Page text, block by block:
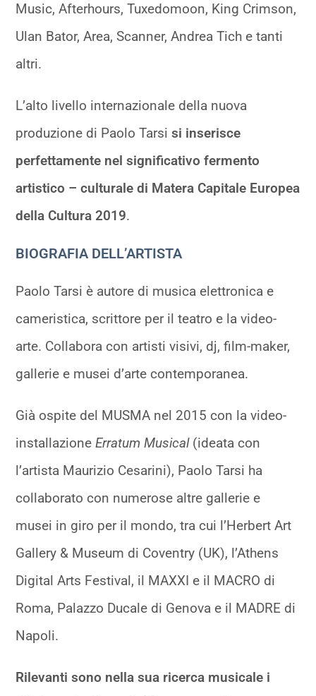
Music, Afterhours, Tuxedomoon, King Crimson,
Ulan Bator, Area, Scanner, Andrea Tich e tanti
altri.
L’alto livello internazionale della nuova
produzione di Paolo Tarsisi inserisce
perfettamente nel significativo fermento
artistico – culturale di Matera Capitale Europea
della Cultura 2019.
BIOGRAFIA DELL’ARTISTA
Paolo Tarsi è autore di musica elettronica e
cameristica, scrittore per il teatro e la video-
arte. Collabora con artisti visivi, dj, film-maker,
gallerie e musei d’arte contemporanea.
Già ospite del MUSMA nel 2015 con la video-
installazioneErratum Musical(ideata con
l’artista Maurizio Cesarini), Paolo Tarsi ha
collaborato con numerose altre gallerie e
musei in giro per il mondo, tra cui l’Herbert Art
Gallery & Museum di Coventry (UK), l’Athens
Digital Arts Festival, il MAXXI e il MACRO di
Roma, Palazzo Ducale di Genova e il MADRE di
Napoli.
Rilevanti sono nella sua ricerca musicale i